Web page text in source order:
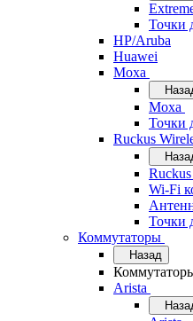
Точки
HP/Aruba
Huawei
Moxa
Moxa
Точки
Ruckus
Wi-Fi
Точки
Коммутаторы
Назад
Arista